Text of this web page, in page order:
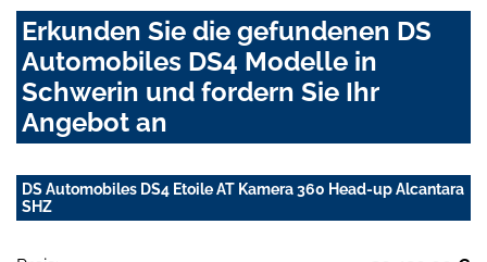
Erkunden Sie die gefundenen DS
Automobiles DS4 Modelle in
Schwerin und fordern Sie Ihr
Angebot an
DS Automobiles DS4 Etoile AT Kamera 360 Head-up Alcantara
SHZ